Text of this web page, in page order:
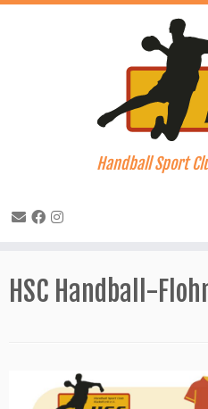
Inhalt
springen
Handball Sport
HSC Handball-